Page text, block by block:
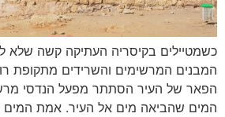
כשמטיילים בקיסריה העתיקה קשה
המבנים המרשימים והשרידים מתקופת
הפאר של העיר הסתתר מפעל הנדסי
המים שהביאה מים אל העיר. אמת המים